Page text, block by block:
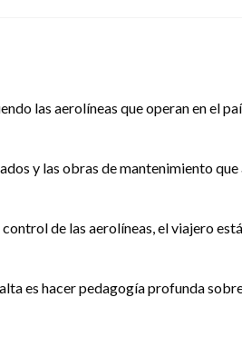
las aerolíneas que operan en el
y las obras de mantenimiento que
de las aerolíneas, el viajero
es hacer pedagogía profunda